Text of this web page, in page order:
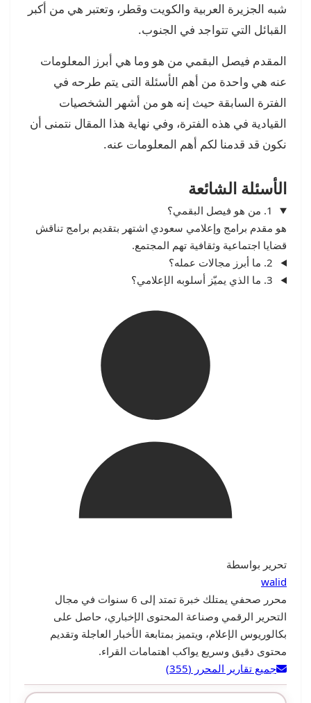
شبه الجزيرة العربية والكويت وقطر، وتعتبر هي من أكبر
القبائل التي تتواجد في الجنوب.
المقدم فيصل البقمي من هو وما هي أبرز المعلومات
عنه هي واحدة من أهم الأسئلة التى يتم طرحه في
الفترة السابقة حيث إنه هو من أشهر الشخصيات
القيادية في هذه الفترة، وفي نهاية هذا المقال نتمنى أن
نكون قد قدمنا لكم أهم المعلومات عنه.
الأسئلة الشائعة
هو مقدم برامج وإعلامي سعودي اشتهر بتقديم برامج تناقش
قضايا اجتماعية وثقافية تهم المجتمع.
تحرير بواسطة
walid
محرر صحفي يمتلك خبرة تمتد إلى 6 سنوات في مجال
التحرير الرقمي وصناعة المحتوى الإخباري، حاصل على
بكالوريوس الإعلام، ويتميز بمتابعة الأخبار العاجلة وتقديم
محتوى دقيق وسريع يواكب اهتمامات القراء.
جميع تقارير المحرر(355)